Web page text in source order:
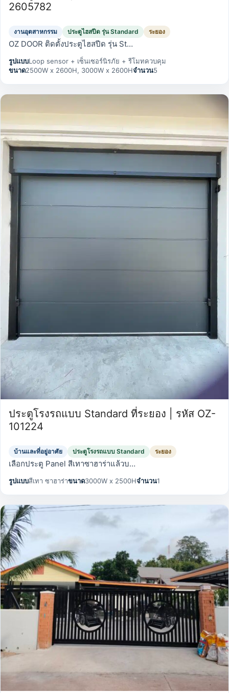
2605782
งานอุตสาหกรรม ประตูไฮสปีด รุ่น Standard ระยอง
OZ DOOR ติดตั้งประตูไฮสปีด รุ่น St…
รูปแบบLoop sensor + เซ็นเซอร์นิรภัย + รีโมทควบคุม
ขนาด2500W x 2600H, 3000W x 2600Hจำนวน5
ประตูโรงรถแบบ Standard ที่ระยอง | รหัส OZ-
101224
บ้านและที่อยู่อาศัย ประตูโรงรถแบบ Standard ระยอง
เลือกประตู Panel สีเทาซาฮาร่าแล้วบ…
รูปแบบสีเทา ซาฮาร่าขนาด3000W x 2500Hจำนวน1